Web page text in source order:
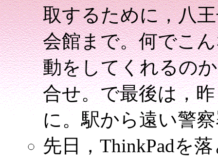
取するために，八
会館まで。何でこ
動をしてくれるの
合せ。で最後は，
に。駅から遠い警
先日，ThinkPadを